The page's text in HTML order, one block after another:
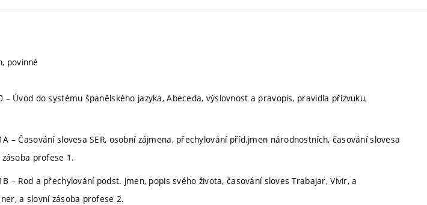
povinné
– Úvod do systému španělského jazyka, Abeceda, výslovnost a pravopis, pravidla přízvuku,
– Časování slovesa SER, osobní zájmena, přechylování příd.jmen národnostních, časování slovesa
profese 1.
– Rod a přechylování podst. jmen, popis svého života, časování sloves Trabajar, Vivir, a
a slovní zásoba profese 2.